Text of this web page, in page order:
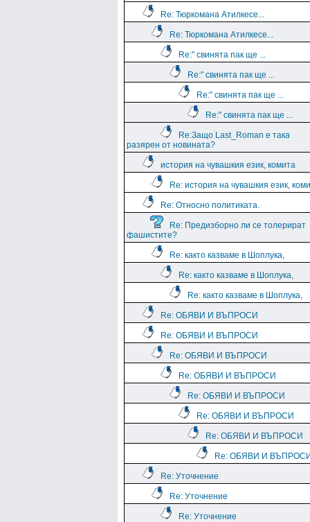
Re: Тюркомана Атилкесе...
Re: Тюркомана Атилкесе...
Re:" свинята пак ще ...
Re:" свинята пак ще ...
Re:" свинята пак ще ...
Re:" свинята пак ще ...
Re:Защо Last_Roman e така
разярен от новината?
история на чувашкия език, комита
Re: история на чувашкия език,
Re: Относно политиката.
Re: Предизборно ли се толерират
фашистите?
Re: както казваме в Шоплука,
Re: както казваме в Шоплука,
Re: както казваме в Шоплука,
Re: ОБЯВИ И ВЪПРОСИ
Re: ОБЯВИ И ВЪПРОСИ
Re: ОБЯВИ И ВЪПРОСИ
Re: ОБЯВИ И ВЪПРОСИ
Re: ОБЯВИ И ВЪПРОСИ
Re: ОБЯВИ И ВЪПРОСИ
Re: ОБЯВИ И ВЪПРОСИ
Re: ОБЯВИ И
Re: Уточнение
Re: Уточнение
Re: Уточнение